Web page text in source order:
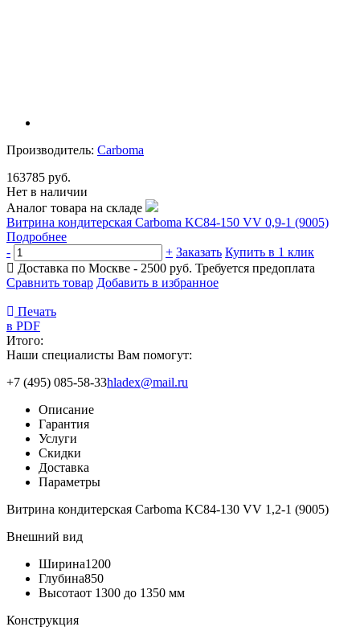
Производитель: Carboma
163785 руб.
Нет в наличии
Аналог товара на складе
Витрина кондитерская Carboma KC84-150 VV 0,9-1 (9005)
Подробнее
-
+ Заказать Купить в 1 клик
Доставка по Москве - 2500 руб. Требуется предоплата
Сравнить товар Добавить в избранное
Печать
в PDF
Итого:
Наши специалисты Вам помогут:
+7 (495) 085-58-33hladex@mail.ru
Описание
Гарантия
Услуги
Скидки
Доставка
Параметры
Витрина кондитерская Carboma KC84-130 VV 1,2-1 (9005)
Внешний вид
Ширина1200
Глубина850
Высотаот 1300 до 1350 мм
Конструкция